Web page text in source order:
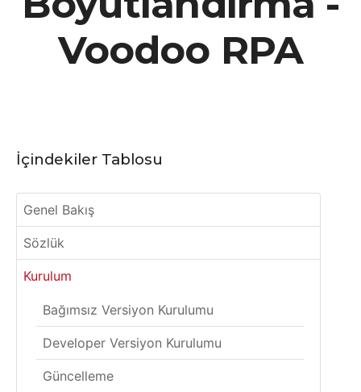
Voodoo RPA
İçindekiler Tablosu
Genel Bakış
Sözlük
Kurulum
Bağımsız Versiyon Kurulumu
Developer Versiyon Kurulumu
Güncelleme